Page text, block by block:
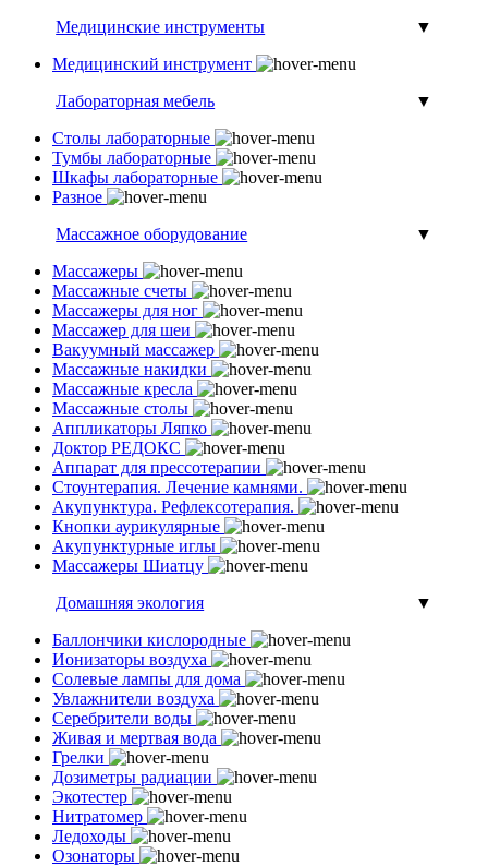
Медицинские инструменты
▼
Медицинский инструмент
Лабораторная мебель
▼
Столы лабораторные
Тумбы лабораторные
Шкафы лабораторные
Разное
Массажное оборудование
▼
Массажеры
Массажные счеты
Массажеры для ног
Массажер для шеи
Вакуумный массажер
Массажные накидки
Массажные кресла
Массажные столы
Аппликаторы Ляпко
Доктор РЕДОКС
Аппарат для прессотерапии
Стоунтерапия. Лечение камнями.
Акупунктура. Рефлексотерапия.
Кнопки аурикулярные
Акупунктурные иглы
Массажеры Шиатцу
Домашняя экология
▼
Баллончики кислородные
Ионизаторы воздуха
Солевые лампы для дома
Увлажнители воздуха
Серебрители воды
Живая и мертвая вода
Грелки
Дозиметры радиации
Экотестер
Нитратомер
Ледоходы
Озонаторы